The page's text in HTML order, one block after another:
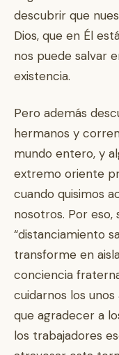
descubrir que
Dios, que en Él
nos puede salvar
existencia.
Pero además
hermanos y
mundo entero, y
extremo oriente
cuando quisimos
nosotros. Por
“distanciamiento
transforme en
conciencia
cuidarnos los
que agradecer a
los trabajadores